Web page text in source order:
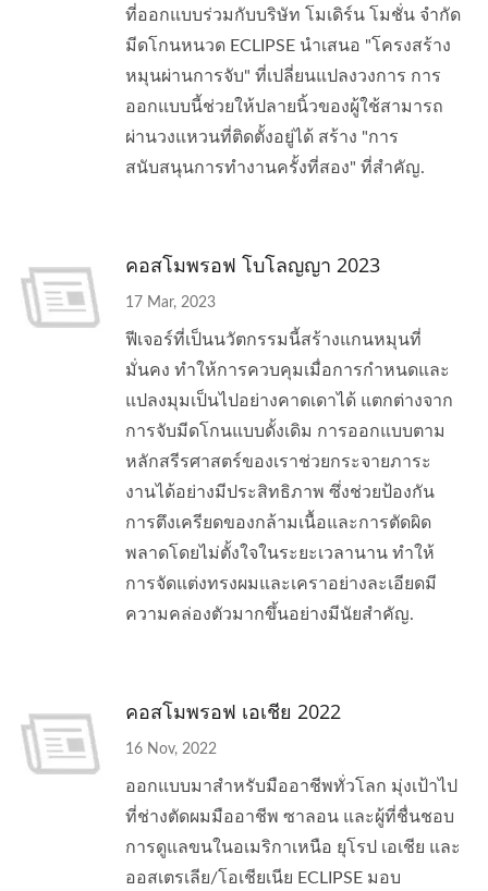
ที่ออกแบบร่วมกับบริษัท โมเดิร์น โมชั่น จำกัด
มีดโกนหนวด ECLIPSE นำเสนอ "โครงสร้าง
หมุนผ่านการจับ" ที่เปลี่ยนแปลงวงการ การ
ออกแบบนี้ช่วยให้ปลายนิ้วของผู้ใช้สามารถ
ผ่านวงแหวนที่ติดตั้งอยู่ได้ สร้าง "การ
สนับสนุนการทำงานครั้งที่สอง" ที่สำคัญ.
คอสโมพรอฟ โบโลญญา 2023
17 Mar, 2023
ฟีเจอร์ที่เป็นนวัตกรรมนี้สร้างแกนหมุนที่
มั่นคง ทำให้การควบคุมเมื่อการกำหนดและ
แปลงมุมเป็นไปอย่างคาดเดาได้ แตกต่างจาก
การจับมีดโกนแบบดั้งเดิม การออกแบบตาม
หลักสรีรศาสตร์ของเราช่วยกระจายภาระ
งานได้อย่างมีประสิทธิภาพ ซึ่งช่วยป้องกัน
การตึงเครียดของกล้ามเนื้อและการตัดผิด
พลาดโดยไม่ตั้งใจในระยะเวลานาน ทำให้
การจัดแต่งทรงผมและเคราอย่างละเอียดมี
ความคล่องตัวมากขึ้นอย่างมีนัยสำคัญ.
คอสโมพรอฟ เอเชีย 2022
16 Nov, 2022
ออกแบบมาสำหรับมืออาชีพทั่วโลก มุ่งเป้าไป
ที่ช่างตัดผมมืออาชีพ ซาลอน และผู้ที่ชื่นชอบ
การดูแลขนในอเมริกาเหนือ ยุโรป เอเชีย และ
ออสเตรเลีย/โอเชียเนีย ECLIPSE มอบ